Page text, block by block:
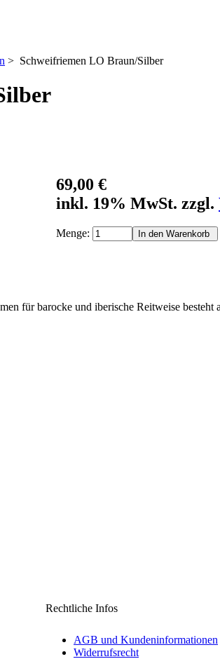
> Schweifriemen LO Braun/Silber
69,00 €
inkl. 19% MwSt. zzgl.
Menge:
für barocke und iberische Reitweise besteht
Rechtliche Infos
AGB und Kundeninformationen
Widerrufsrecht